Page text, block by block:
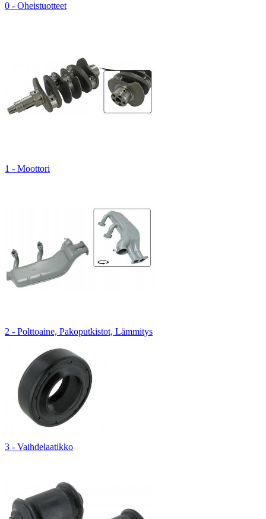
0 - Oheistuotteet
1 - Moottori
2 - Polttoaine, Pakoputkistot, Lämmitys
3 - Vaihdelaatikko